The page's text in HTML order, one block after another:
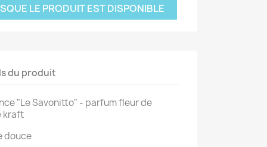
LE PRODUIT EST DISPONIBLE
du produit
"Le Savonitto" - parfum fleur de
kraft
douce